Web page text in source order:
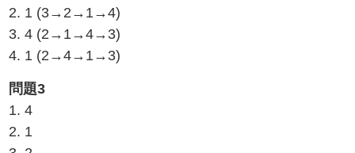
2. 1 (3→2→1→4)
3. 4 (2→1→4→3)
4. 1 (2→4→1→3)
問題3
1. 4
2. 1